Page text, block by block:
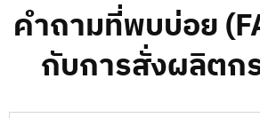
คำถามที่พบบ่อย
กับการสั่งผลิตก